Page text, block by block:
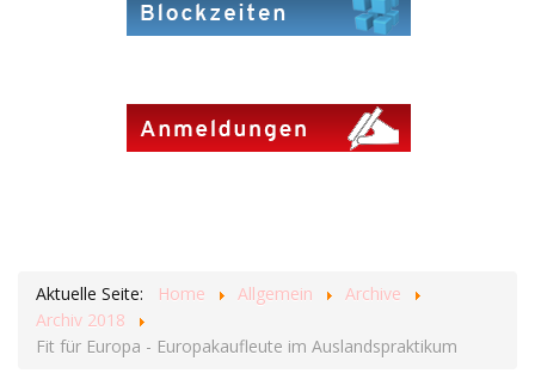
Aktuelle Seite: Home Allgemein
Archive
Archiv 2018
Fit für Europa - Europakaufleute im Auslandspraktikum